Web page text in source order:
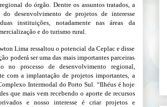
do órgão. Dentre os assuntos tratados, a
do desenvolvimento de projetos de interesse
instituições, notadamente nas áreas da
e do turismo rural.
Lima ressaltou o potencial da Ceplac e disse
poderá ser uma das mais importantes parceiras
no processo de desenvolvimento regional,
com a implantação de projetos importantes, a
Intermodal do Porto Sul. “Ilhéus é hoje
que mais vem recebendo o aporte de recursos
e nosso interesse é criar projetos e